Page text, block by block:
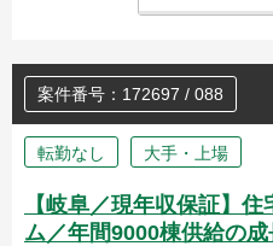
案件番号：172697 / 088
転勤なし 大手・上場
【岐阜／現年収保証】
ム／年間9000棟供給の